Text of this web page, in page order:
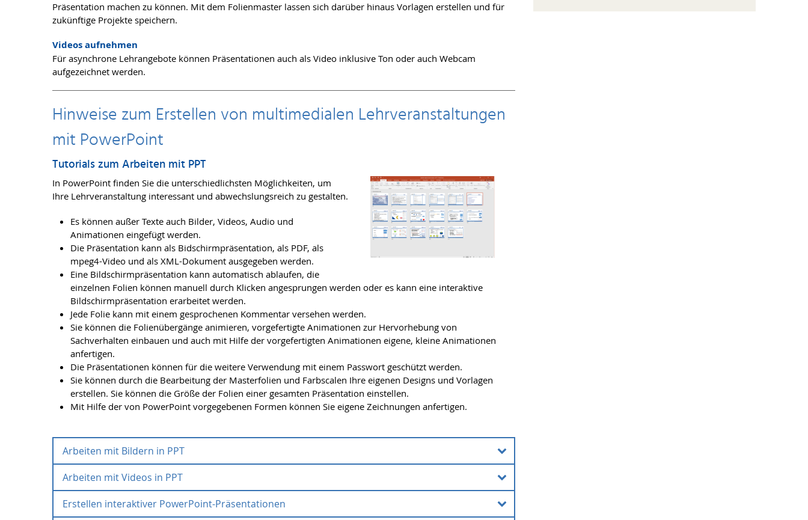
Präsentation machen zu können. Mit dem Folienmaster lassen sich darüber hinaus Vorlagen erstellen und für
zukünftige Projekte speichern.
Videos aufnehmen
Für asynchrone Lehrangebote können Präsentationen auch als Video inklusive Ton oder auch Webcam
aufgezeichnet werden.
Hinweise zum Erstellen von multimedialen Lehrveranstaltungen
mit PowerPoint
Tutorials zum Arbeiten mit PPT
In PowerPoint finden Sie die unterschiedlichsten Möglichkeiten, um
Ihre Lehrveranstaltung interessant und abwechslungsreich zu gestalten.
Es können außer Texte auch Bilder, Videos, Audio und
Animationen eingefügt werden.
Die Präsentation kann als Bidschirmpräsentation, als PDF, als
mpeg4-Video und als XML-Dokument ausgegeben werden.
Eine Bildschirmpräsentation kann automatisch ablaufen, die
einzelnen Folien können manuell durch Klicken angesprungen werden oder es kann eine interaktive
Bildschirmpräsentation erarbeitet werden.
Jede Folie kann mit einem gesprochenen Kommentar versehen werden.
Sie können die Folienübergänge animieren, vorgefertigte Animationen zur Hervorhebung von
Sachverhalten einbauen und auch mit Hilfe der vorgefertigten Animationen eigene, kleine Animationen
anfertigen.
Die Präsentationen können für die weitere Verwendung mit einem Passwort geschützt werden.
Sie können durch die Bearbeitung der Masterfolien und Farbscalen Ihre eigenen Designs und Vorlagen
erstellen. Sie können die Größe der Folien einer gesamten Präsentation einstellen.
Mit Hilfe der von PowerPoint vorgegebenen Formen können Sie eigene Zeichnungen anfertigen.
Arbeiten mit Bildern in PPT
Arbeiten mit Bildern in PPT
Einfügen und Bearbeiten von Bildern
Arbeiten mit Videos in PPT
Arbeiten mit Videos in PPT
Erstellen interaktiver PowerPoint-Präsentationen